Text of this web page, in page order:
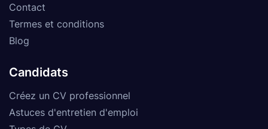
Contact
Termes et conditions
Blog
Candidats
Créez un CV professionnel
Astuces d'entretien d'emploi